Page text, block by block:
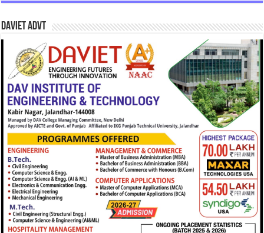
DAVIET Advt